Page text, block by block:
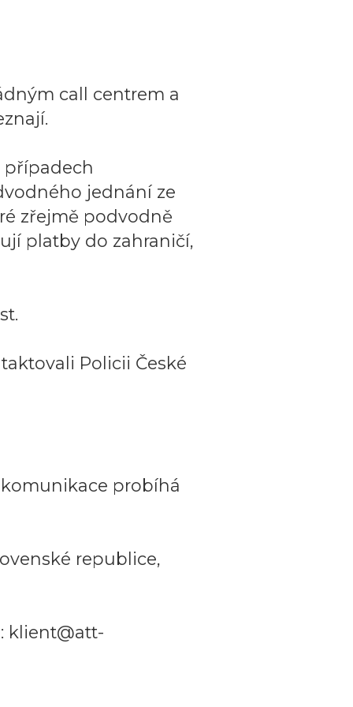
call centrem a
případech
jednání ze
zřejmě podvodně
platby do zahraničí,
Policii České
probíhá
republice,
klient@att-